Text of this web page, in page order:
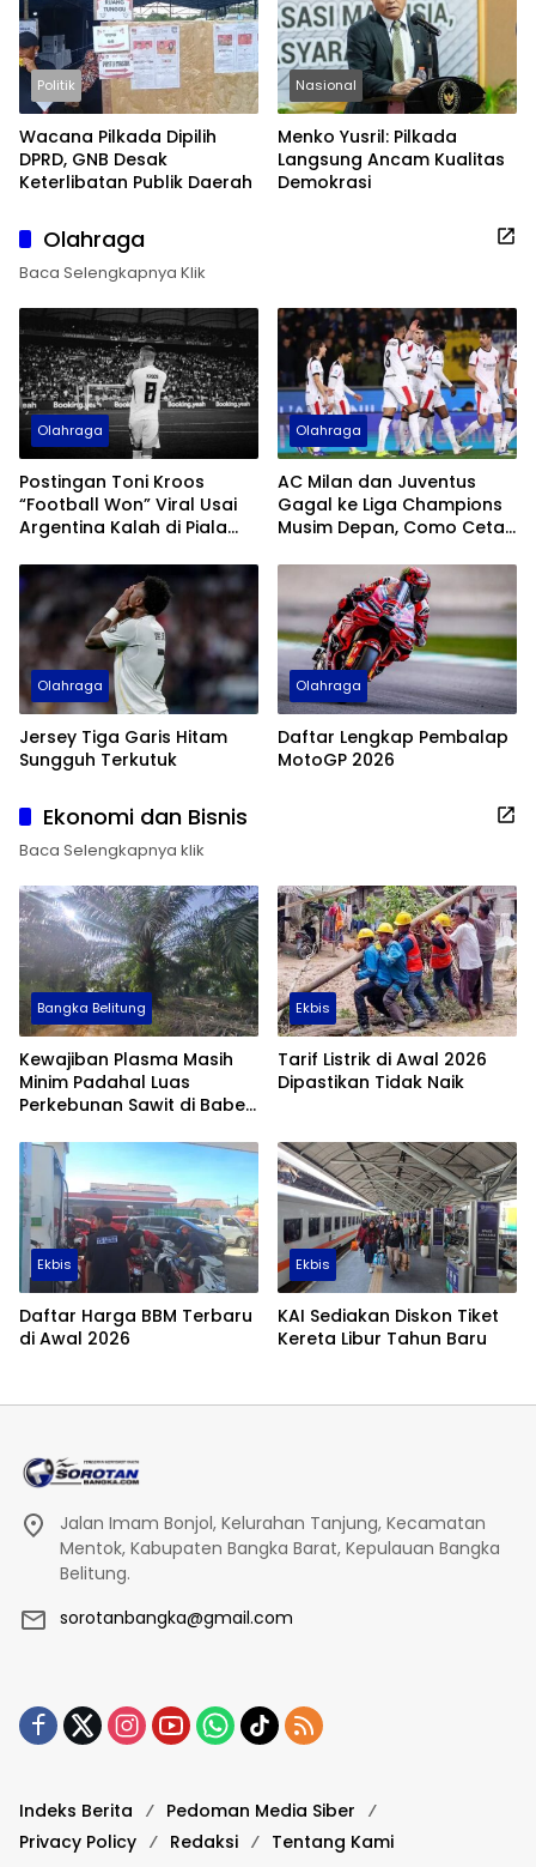
Politik
Wacana Pilkada Dipilih
DPRD, GNB Desak
Keterlibatan Publik Daerah
Nasional
Menko Yusril: Pilkada
Langsung Ancam Kualitas
Demokrasi
Olahraga
Baca Selengkapnya Klik
Olahraga
Postingan Toni Kroos
“Football Won” Viral Usai
Argentina Kalah di Piala
Olahraga
AC Milan dan Juventus
Gagal ke Liga Champions
Musim Depan, Como Cetak
Olahraga
Jersey Tiga Garis Hitam
Sungguh Terkutuk
Olahraga
Daftar Lengkap Pembalap
MotoGP 2026
Ekonomi dan Bisnis
Baca Selengkapnya klik
Bangka Belitung
Kewajiban Plasma Masih
Minim Padahal Luas
Perkebunan Sawit di Babel
Ekbis
Tarif Listrik di Awal 2026
Dipastikan Tidak Naik
Ekbis
Daftar Harga BBM Terbaru
di Awal 2026
Ekbis
KAI Sediakan Diskon Tiket
Kereta Libur Tahun Baru
Jalan Imam Bonjol, Kelurahan Tanjung, Kecamatan
Mentok, Kabupaten Bangka Barat, Kepulauan Bangka
Belitung.
sorotanbangka@gmail.com
Indeks Berita
Pedoman Media Siber
Privacy Policy
Redaksi Tentang Kami